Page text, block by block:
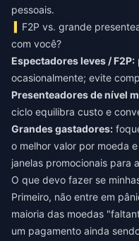
pessoais.
F2P vs. grande
com você?
Espectadores leves / F2P:
ocasionalmente; evite
Presenteadores de nível
ciclo equilibra custo e
Grandes gastadores:
o melhor valor por moeda
janelas promocionais para
O que devo fazer se
Primeiro, não entre em
maioria das moedas
um pagamento ainda